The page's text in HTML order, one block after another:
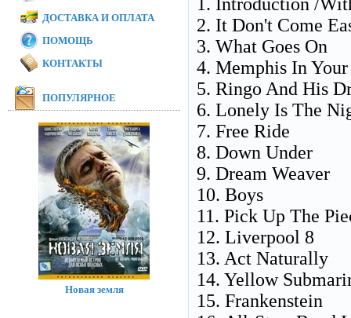
2. It Don't Come
3. What Goes On
4. Memphis In
5. Ringo And His
6. Lonely Is The
7. Free Ride
8. Down Under
9. Dream Weaver
10. Boys
11. Pick Up The
12. Liverpool 8
13. Act Naturally
14. Yellow
15. Frankenstein
ДОСТАВКА И ОПЛАТА
ПОМОЩЬ
КОНТАКТЫ
ПОПУЛЯРНОЕ
Новая земля